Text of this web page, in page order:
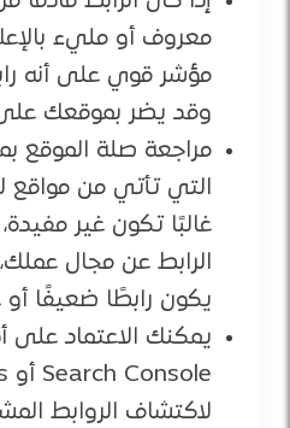
معروف أو مليء
مؤشر قوي على أنه
وقد يضر بموقعك
مراجعة صلة الموقع
التي تأتي من مواقع
غالبًا تكون غير
الرابط عن مجال
يكون رابطًا ضعيفًا
لاكتشاف الروابط